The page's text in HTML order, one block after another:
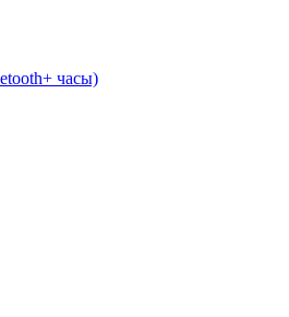
часы)